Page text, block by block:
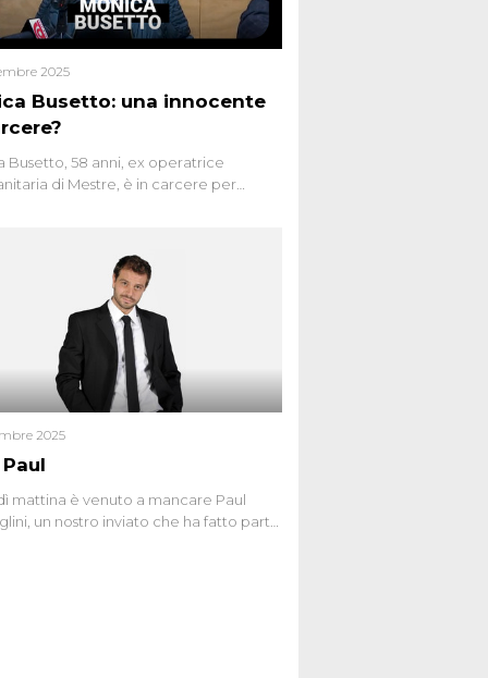
Busetto: una innocente
2025
Busetto, 58 anni, ex operatrice
di Mestre, è in carcere per
si proclama innocente. Nel 2015
donna confessa lo stesso delitto, poi
Due colpevoli per un solo omicidio:
giudiziario o giustizia cieca?
2025
mattina è venuto a mancare Paul
un nostro inviato che ha fatto parte